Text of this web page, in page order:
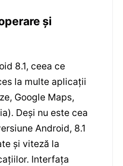
și
8.1, ceea ce
la multe aplicații
Google Maps,
Deși nu este cea
Android, 8.1
și viteză la
Interfața